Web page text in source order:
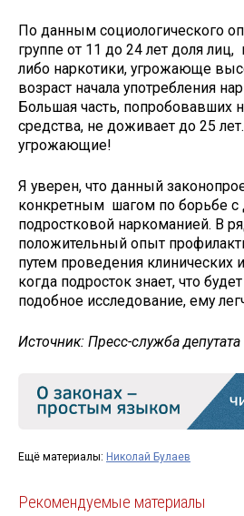
По данным социологического
группе от 11 до 24 лет доля
либо наркотики, угрожающе
возраст начала употребления
Большая часть, попробовавших
средства, не доживает до 25
угрожающие!
Я уверен, что данный
конкретным шагом по борьбе с
подростковой наркоманией. В
положительный опыт
путем проведения клинических
когда подросток знает, что
подобное исследование, ему
Источник: Пресс-служба депутата
Ещё материалы: Николай Булаев
Рекомендуемые материалы